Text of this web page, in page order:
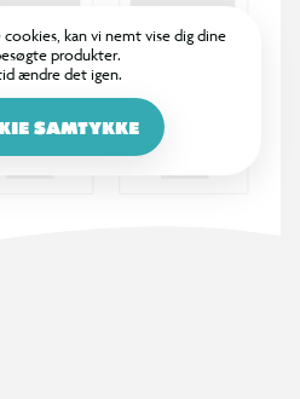
kan vi nemt vise dig dine
produkter.
ændre det igen.
SAMTYKKE